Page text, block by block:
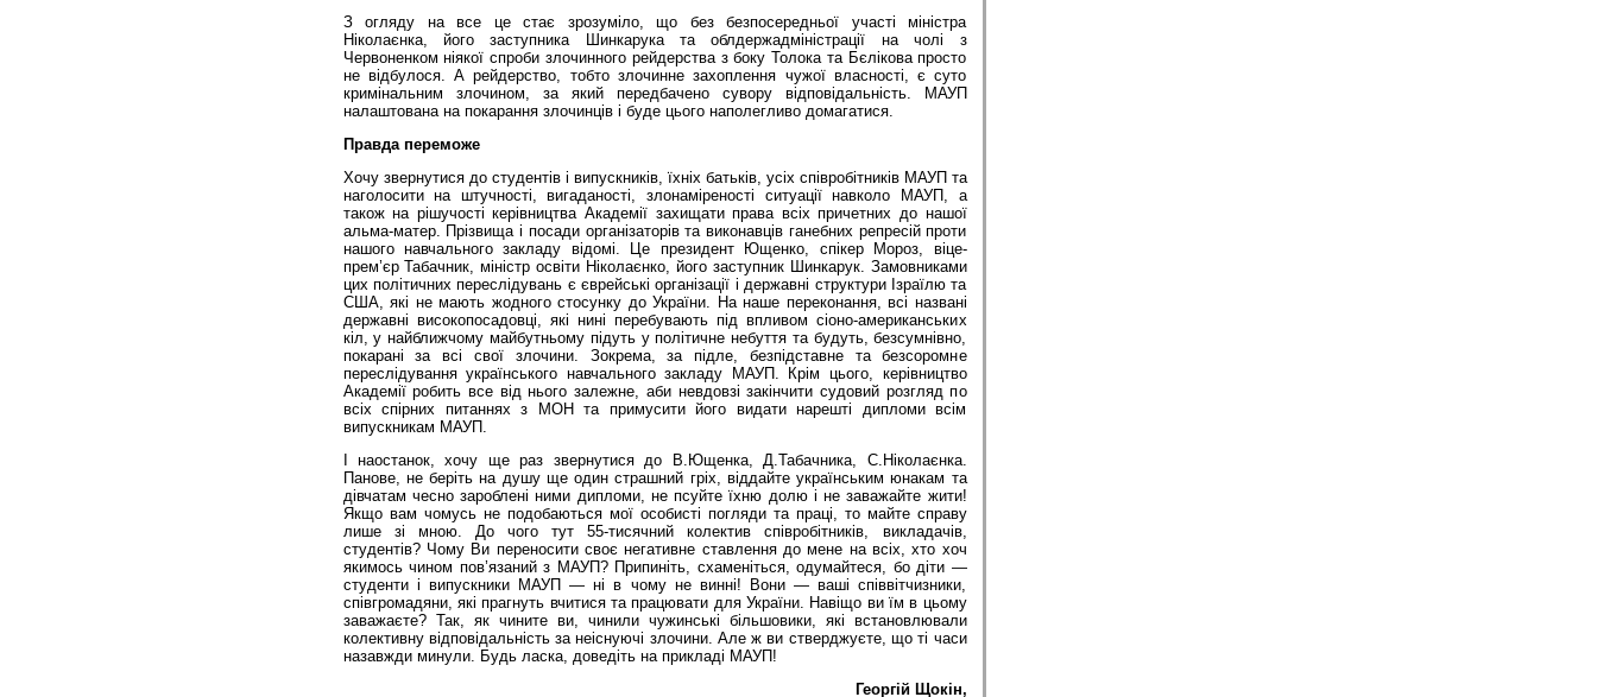
З огляду на все це стає зрозуміло, що без безпосередньої участі міністра
Ніколаєнка, його заступника Шинкарука та обл­держ­адміністрації на чолі з
Червоненком ніякої спроби злочинного рейдерства з боку Толока та Бєлікова просто
не відбулося. А рейдерство, тобто злочинне захоплення чужої власності, є суто
кримінальним злочином, за який передбачено сувору відповідальність. МАУП
налаштована на покарання злочинців і буде цього наполегливо домагатися.
Правда переможе
Хочу звернутися до студентів і випускників, їхніх батьків, усіх співробітників МАУП та
наголосити на штучності, вигаданості, злонаміреності ситуації навколо МАУП, а
також на рішучості керівництва Академії захищати права всіх причетних до нашої
альма-матер. Прізвища і посади організаторів та виконавців ганебних репресій проти
нашого навчального закладу відомі. Це президент Ющенко, спікер Мороз, віце-
прем’єр Табачник, міністр освіти Ніколаєнко, його заступник Шинкарук. Замовниками
цих політичних переслідувань є єврейські організації і державні структури Ізраїлю та
США, які не мають жодного стосунку до України. На наше переконання, всі названі
державні високопосадовці, які нині перебувають під впливом сіоно-американських
кіл, у найближчому майбутньому підуть у політичне небуття та будуть, безсумнівно,
покарані за всі свої злочини. Зокрема, за підле, безпідставне та безсоромне
переслідування українського навчального закладу МАУП. Крім цього, керівництво
Академії робить все від нього залежне, аби невдовзі закінчити судовий розгляд по
всіх спірних питаннях з МОН та примусити його видати нарешті дипломи всім
випускникам МАУП.
І наостанок, хочу ще раз звернутися до В.Ющен­ка, Д.Табачника, С.Ніколаєнка.
Панове, не беріть на душу ще один страшний гріх, віддайте українським юнакам та
дівчатам чесно зароблені ними дипломи, не псуйте їхню долю і не заважайте жити!
Якщо вам чомусь не подобаються мої особисті погляди та праці, то майте справу
лише зі мною. До чого тут 55-тисячний колектив співробітників, викладачів,
студентів? Чому Ви переносити своє негативне ставлення до мене на всіх, хто хоч
якимось чином пов’язаний з МАУП? Припиніть, схаменіться, одумайтеся, бо діти —
студенти і випускники МАУП — ні в чому не винні! Вони — ваші співвітчизники,
співгромадяни, які прагнуть вчитися та працювати для України. Навіщо ви їм в цьому
заважаєте? Так, як чините ви, чинили чужинські більшовики, які встановлювали
колективну відповідальність за неіснуючі злочини. Але ж ви стверджуєте, що ті часи
назавжди минули. Будь ласка, доведіть на прикладі МАУП!
Георгій Щокін,